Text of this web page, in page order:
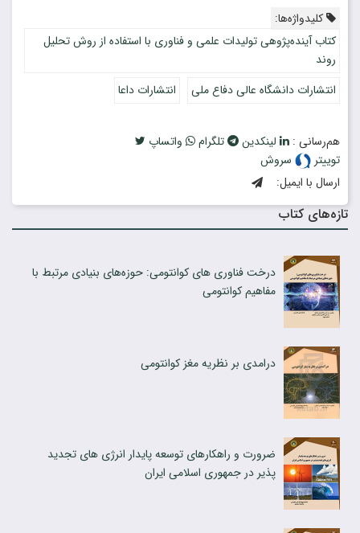
کلیدواژه‌ها:
کتاب آینده‌پژوهی تولیدات علمی و فناوری با استفاده از روش تحلیل
روند
انتشارات دانشگاه عالی دفاع ملی
انتشارات داعا
هم‌رسانی : لینکدین تلگرام
واتساپ
توییتر
سروش
ارسال با ایمیل:
تازه‌های کتاب
درخت فناوری های کوانتومی: حوزه‌های بنیادی مرتبط با
مفاهیم کوانتومی
درامدی بر نظریه مغز کوانتومی
ضرورت و راهکارهای توسعه پایدار انرژی های تجدید
پذیر در جمهوری اسلامی ایران